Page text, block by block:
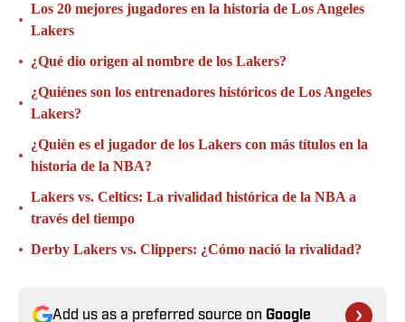
•
Los 20 mejores jugadores en la historia de Los Angeles
Lakers
• ¿Qué dio origen al nombre de los Lakers?
•
¿Quiénes son los entrenadores históricos de Los Angeles
Lakers?
•
¿Quién es el jugador de los Lakers con más títulos en la
historia de la NBA?
•
Lakers vs. Celtics: La rivalidad histórica de la NBA a
través del tiempo
• Derby Lakers vs. Clippers: ¿Cómo nació la rivalidad?
Add us as a preferred source on Google